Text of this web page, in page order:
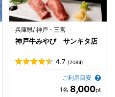
兵庫県/ 神戸・三宮
神戸牛みやび サンキタ店
4.7 (2084)
ご利用目安
8,000